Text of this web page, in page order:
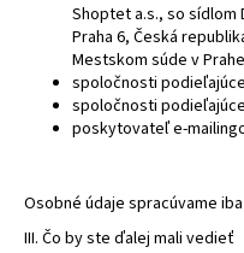
Shoptet a.s., so sídlom
Praha 6, Česká
Mestskom súde v
spoločnosti
spoločnosti
poskytovateľ e-
Osobné údaje spracúvame
III. Čo by ste ďalej mali vedieť